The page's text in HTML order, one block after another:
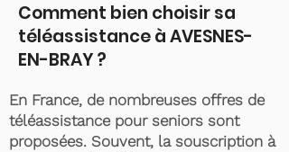
Comment bien choisir sa
téléassistance à AVESNES-
EN-BRAY ?
En France, de nombreuses offres de
téléassistance pour seniors sont
proposées. Souvent, la souscription à